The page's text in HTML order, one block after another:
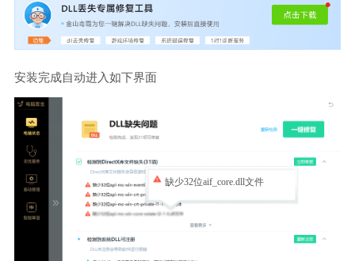
安装完成自动进入如下界面
缺少32位aif_core.dll文件